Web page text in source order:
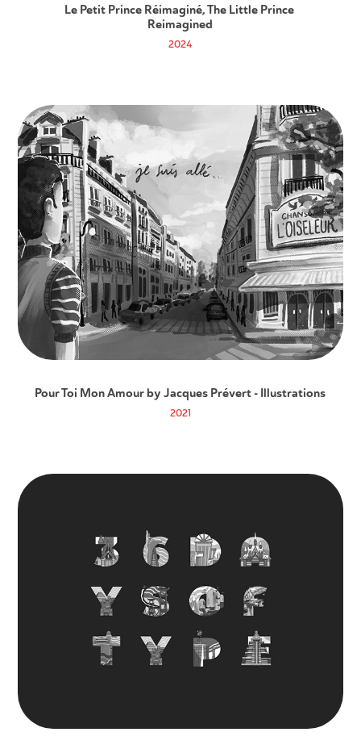
Le Petit Prince Réimaginé, The Little Prince
Reimagined
2024
Pour Toi Mon Amour by Jacques Prévert - Illustrations
2021